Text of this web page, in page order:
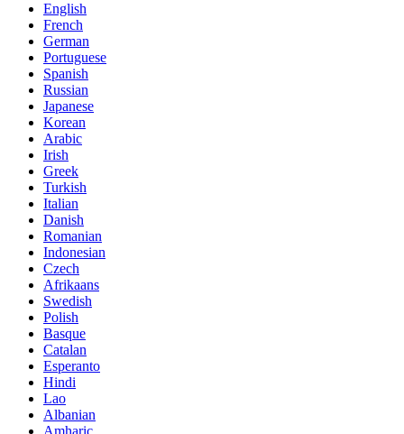
English
French
German
Portuguese
Spanish
Russian
Japanese
Korean
Arabic
Irish
Greek
Turkish
Italian
Danish
Romanian
Indonesian
Czech
Afrikaans
Swedish
Polish
Basque
Catalan
Esperanto
Hindi
Lao
Albanian